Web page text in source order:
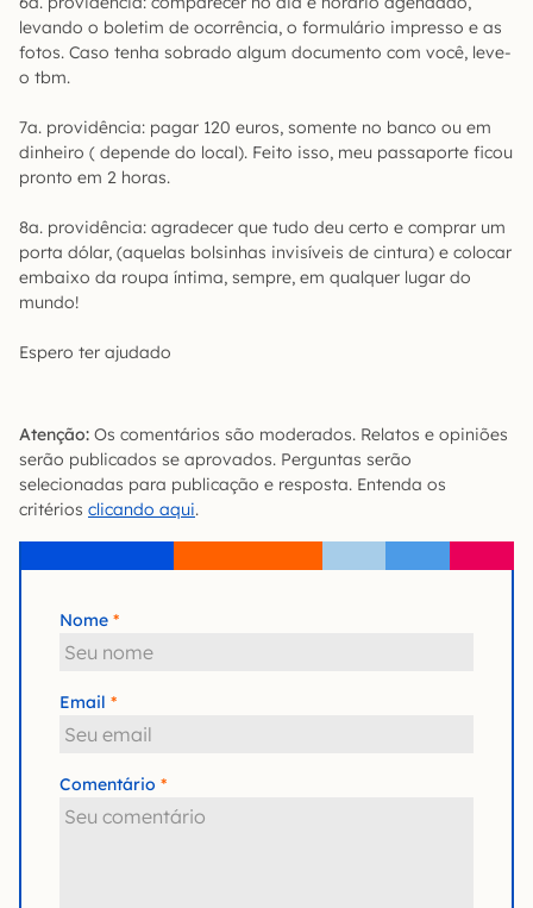
levando o boletim de ocorrência, o formulário impresso e as
fotos. Caso tenha sobrado algum documento com você, leve-
o tbm.
7a. providência: pagar 120 euros, somente no banco ou em
dinheiro ( depende do local). Feito isso, meu passaporte ficou
pronto em 2 horas.
8a. providência: agradecer que tudo deu certo e comprar um
porta dólar, (aquelas bolsinhas invisíveis de cintura) e colocar
embaixo da roupa íntima, sempre, em qualquer lugar do
mundo!
Espero ter ajudado
Atenção: Os comentários são moderados. Relatos e opiniões
serão publicados se aprovados. Perguntas serão
selecionadas para publicação e resposta. Entenda os
critérios clicando aqui.
Nome
Email
Comentário